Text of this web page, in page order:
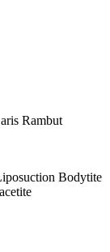
Rambut
Bodytite